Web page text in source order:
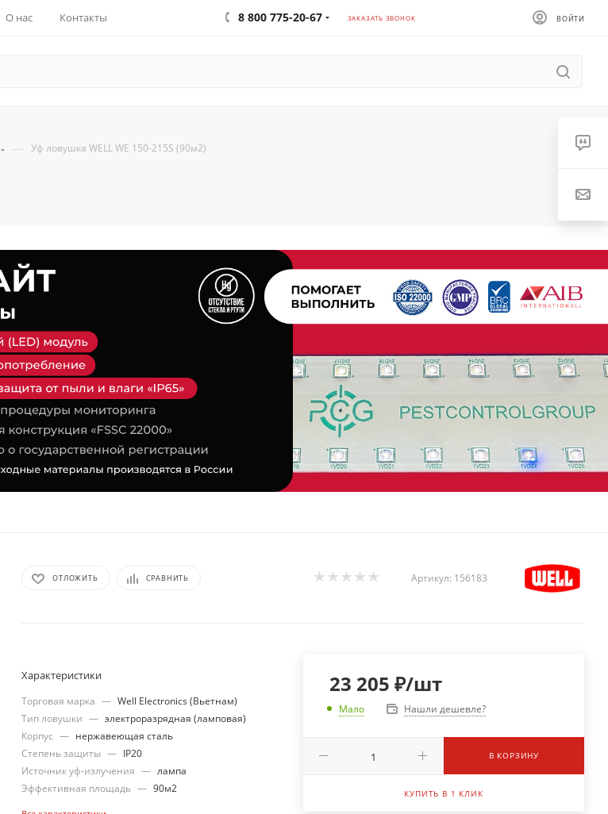
О нас Контакты 8 800 775-20-67 ЗАКАЗАТЬ ЗВОНОК ВОЙТИ
— Уф ловушка WELL WE 150-215S (90м2)
ОТЛОЖИТЬ СРАВНИТЬ Артикул: 156183
Характеристики
Торговая марка — Well Electronics (Вьетнам)
Тип ловушки — электроразрядная (ламповая)
Корпус — нержавеющая сталь
Степень защиты — IP20
Источник уф-излучения — лампа
Эффективная площадь — 90м2
23 205 ₽/шт
Мало Нашли дешевле?
В КОРЗИНУ
КУПИТЬ В 1 КЛИК